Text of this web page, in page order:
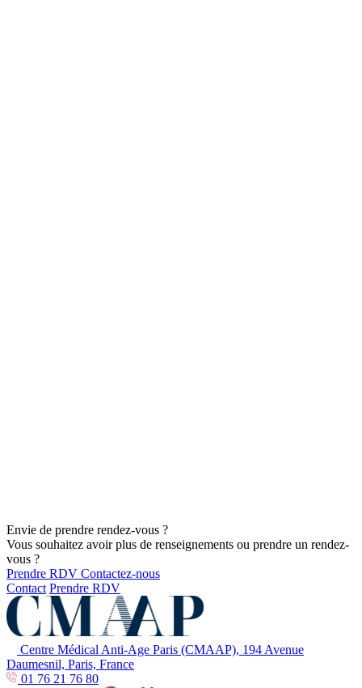
Envie de prendre rendez-vous ?
Vous souhaitez avoir plus de renseignements ou prendre un rendez-
vous ?
Prendre RDV Contactez-nous
Contact Prendre RDV
Centre Médical Anti-Age Paris (CMAAP), 194 Avenue
Daumesnil, Paris, France
01 76 21 76 80